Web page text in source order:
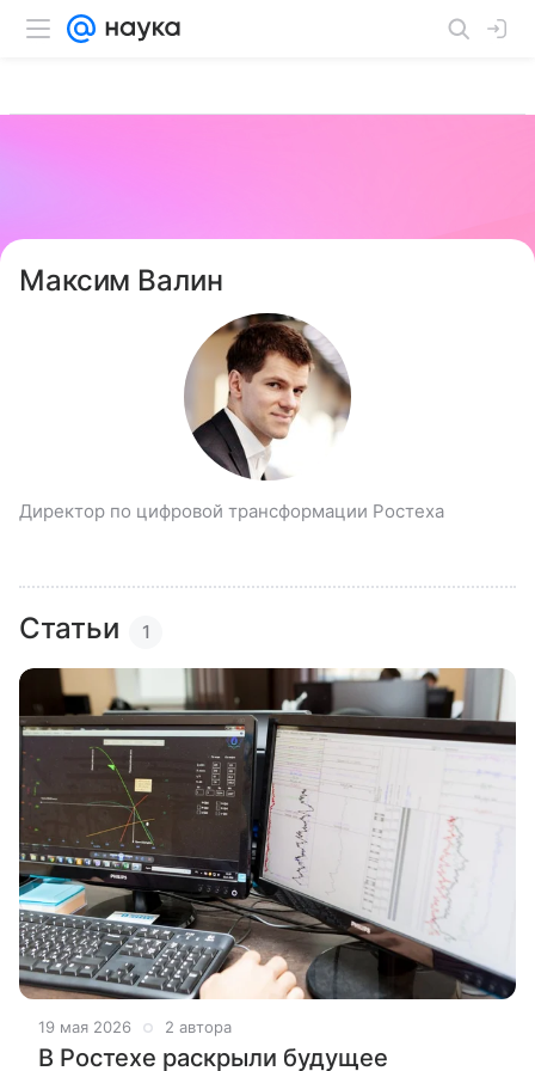
Максим Валин
Директор по цифровой трансформации Ростеха
Статьи 1
19 мая 2026 2 автора
В Ростехе раскрыли будущее